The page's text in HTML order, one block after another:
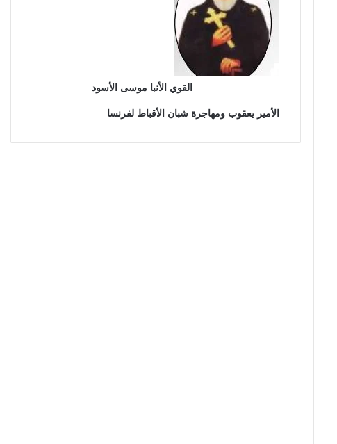
القوي الأنبا موسى الأسود
الأمير يعقوب ومهاجرة شبان الأقباط لفرنسا